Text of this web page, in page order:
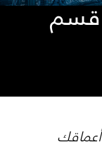
قسم